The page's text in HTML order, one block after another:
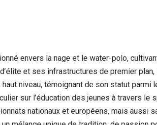
envers la nage et le water-polo,
et ses infrastructures de premier plan,
niveau, témoignant de son statut parmi
sur l’éducation des jeunes à travers le
nationaux et européens, mais aussi